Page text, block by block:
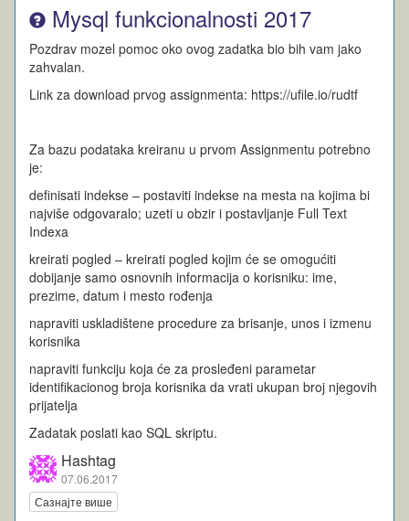
Mysql funkcionalnosti 2017
Pozdrav mozel pomoc oko ovog zadatka bio bih vam jako
zahvalan.
Link za download prvog assignmenta: https://ufile.io/rudtf
Za bazu podataka kreiranu u prvom Assignmentu potrebno
je:
definisati indekse – postaviti indekse na mesta na kojima bi
najviše odgovaralo; uzeti u obzir i postavljanje Full Text
Indexa
kreirati pogled – kreirati pogled kojim će se omogućiti
dobijanje samo osnovnih informacija o korisniku: ime,
prezime, datum i mesto rođenja
napraviti uskladištene procedure za brisanje, unos i izmenu
korisnika
napraviti funkciju koja će za prosleđeni parametar
identifikacionog broja korisnika da vrati ukupan broj njegovih
prijatelja
Zadatak poslati kao SQL skriptu.
Hashtag
07.06.2017
Сазнајте више